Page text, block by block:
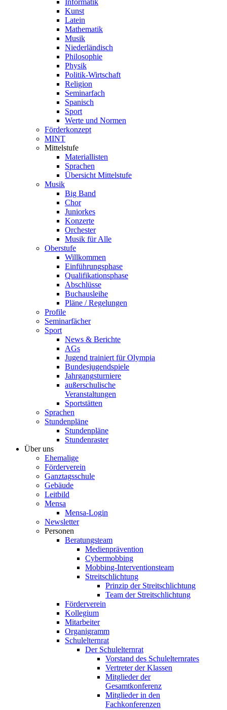
Informatik
Kunst
Latein
Mathematik
Musik
Niederländisch
Philosophie
Physik
Politik-Wirtschaft
Religion
Seminarfach
Spanisch
Sport
Werte und Normen
Förderkonzept
MINT
Mittelstufe
Materiallisten
Sprachen
Übersicht Mittelstufe
Musik
Big Band
Chor
Juniorkes
Konzerte
Orchester
Musik für Alle
Oberstufe
Willkommen
Einführungsphase
Qualifikationsphase
Abschlüsse
Buchausleihe
Pläne / Regelungen
Profile
Seminarfächer
Sport
News & Berichte
AGs
Jugend trainiert für Olympia
Bundesjugendspiele
Jahrgangsturniere
außerschulische
Veranstaltungen
Sportstätten
Sprachen
Stundenpläne
Stundenpläne
Stundenraster
Über uns
Ehemalige
Förderverein
Ganztagsschule
Gebäude
Leitbild
Mensa
Mensa-Login
Newsletter
Personen
Beratungsteam
Medienprävention
Cybermobbing
Mobbing-Interventionsteam
Streitschlichtung
Prinzip der Streitschlichtung
Team der Streitschlichtung
Förderverein
Kollegium
Mitarbeiter
Organigramm
Schulelternrat
Der Schulelternrat
Vorstand des Schulelternrates
Vertreter der Klassen
Mitglieder der
Gesamtkonferenz
Mitglieder in den
Fachkonferenzen